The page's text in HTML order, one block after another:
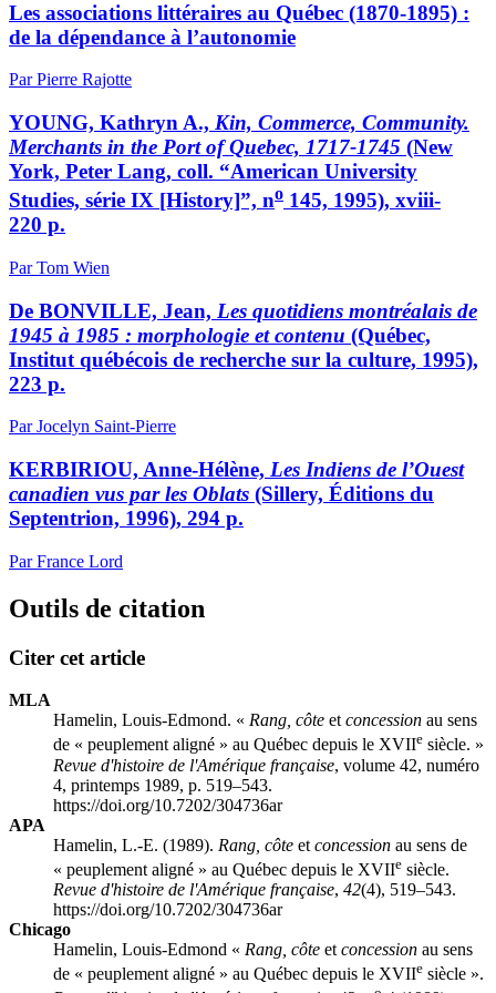
Les associations littéraires au Québec (1870-1895) :
de la dépendance à l’autonomie
Par Pierre Rajotte
YOUNG, Kathryn A., Kin, Commerce, Community.
Merchants in the Port of Quebec, 1717-1745 (New
York, Peter Lang, coll. “American University
Studies, série IX [History]”, no 145, 1995), xviii-
220 p.
Par Tom Wien
De BONVILLE, Jean, Les quotidiens montréalais de
1945 à 1985 : morphologie et contenu (Québec,
Institut québécois de recherche sur la culture, 1995),
223 p.
Par Jocelyn Saint-Pierre
KERBIRIOU, Anne-Hélène, Les Indiens de l’Ouest
canadien vus par les Oblats (Sillery, Éditions du
Septentrion, 1996), 294 p.
Par France Lord
Outils de citation
Citer cet article
MLA
Hamelin, Louis-Edmond. « Rang, côte et concession au sens
de « peuplement aligné » au Québec depuis le XVIIe siècle. »
Revue d'histoire de l'Amérique française, volume 42, numéro
4, printemps 1989, p. 519–543.
https://doi.org/10.7202/304736ar
APA
Hamelin, L.-E. (1989). Rang, côte et concession au sens de
« peuplement aligné » au Québec depuis le XVIIe siècle.
Revue d'histoire de l'Amérique française, 42(4), 519–543.
https://doi.org/10.7202/304736ar
Chicago
Hamelin, Louis-Edmond « Rang, côte et concession au sens
de « peuplement aligné » au Québec depuis le XVIIe siècle ».